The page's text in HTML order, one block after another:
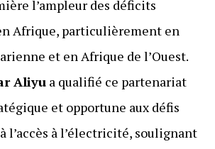
l’ampleur des déficits
Afrique, particulièrement en
et en Afrique de l’Ouest.
Aliyua qualifié ce partenariat
et opportune aux défis
l’accès à l’électricité, soulignant